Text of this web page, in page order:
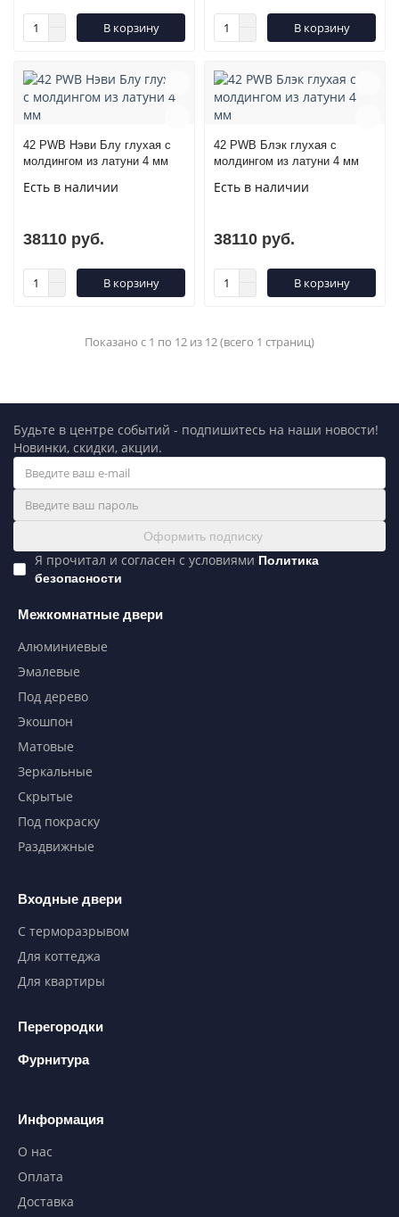
В корзину В корзину
42 PWB Нэви Блу глухая с
молдингом из латуни 4 мм
Есть в наличии
38110 руб.
В корзину
42 PWB Блэк глухая с
молдингом из латуни 4 мм
Есть в наличии
38110 руб.
В корзину
Показано с 1 по 12 из 12 (всего 1 страниц)
Будьте в центре событий - подпишитесь на наши новости!
Новинки, скидки, акции.
Оформить подписку
Я прочитал и согласен с условиями Политика
безопасности
Межкомнатные двери
Алюминиевые
Эмалевые
Под дерево
Экошпон
Матовые
Зеркальные
Скрытые
Под покраску
Раздвижные
Входные двери
С терморазрывом
Для коттеджа
Для квартиры
Перегородки
Фурнитура
Информация
О нас
Оплата
Доставка